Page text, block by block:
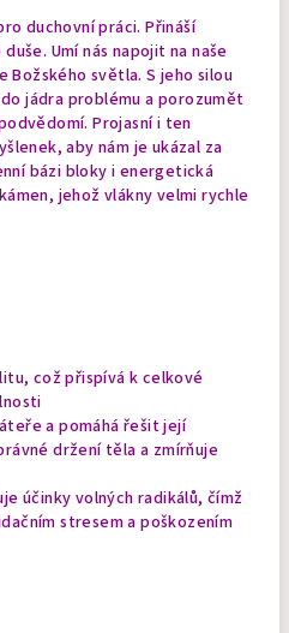
duchovní práci. Přináší
Umí nás napojit na naše
Božského světla. S jeho silou
jádra problému a porozumět
Projasní i ten
aby nám je ukázal za
bázi bloky i energetická
jehož vlákny velmi rychle
což přispívá k celkové
a pomáhá řešit její
držení těla a zmírňuje
účinky volných radikálů, čímž
stresem a poškozením